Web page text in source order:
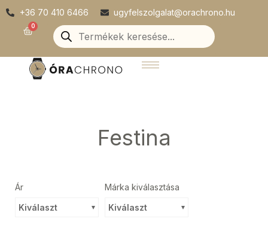
content
+36 70 410 6466 ugyfelszolgalat@orachrono.hu
0Kosársearch
Festina
Ár
Kiválaszt
Márka kiválasztása
Kiválaszt